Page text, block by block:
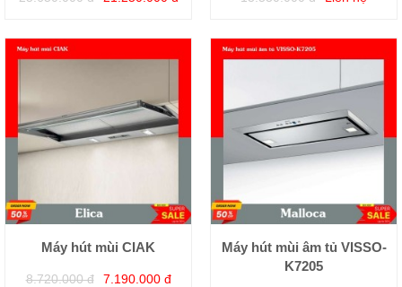
Máy hút mùi CIAK
8.720.000 đ 7.190.000 đ
Máy hút mùi âm tủ VISSO-
K7205